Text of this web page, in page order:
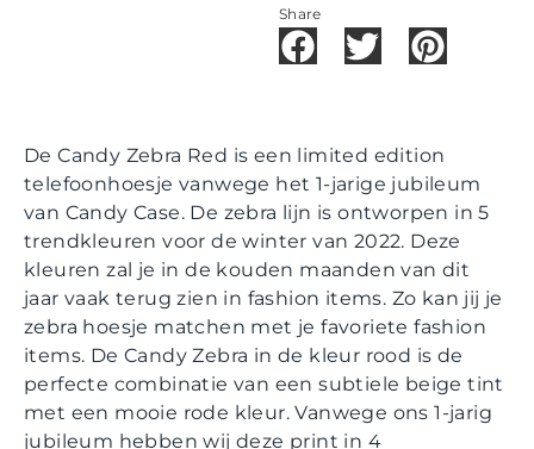
Share
De Candy Zebra Red is een limited edition
telefoonhoesje vanwege het 1-jarige jubileum
van Candy Case. De zebra lijn is ontworpen in 5
trendkleuren voor de winter van 2022. Deze
kleuren zal je in de kouden maanden van dit
jaar vaak terug zien in fashion items. Zo kan jij je
zebra hoesje matchen met je favoriete fashion
items. De Candy Zebra in de kleur rood is de
perfecte combinatie van een subtiele beige tint
met een mooie rode kleur. Vanwege ons 1-jarig
jubileum hebben wij deze print in 4